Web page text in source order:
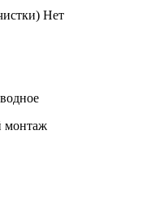
Нет
монтаж